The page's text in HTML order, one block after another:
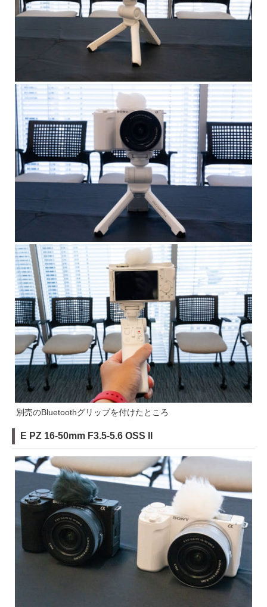
別売のBluetoothグリップを付けたところ
E PZ 16-50mm F3.5-5.6 OSS II